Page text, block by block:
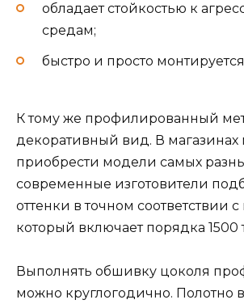
обладает стойкостью к
средам;
быстро и просто
К тому же профилированный
декоративный вид. В
приобрести модели самых
современные изготовители
оттенки в точном соответствии с
который включает порядка 1500
Выполнять обшивку цоколя
можно круглогодично. Полотно